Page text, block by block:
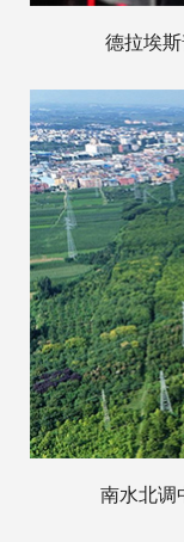
德拉埃
南水北调